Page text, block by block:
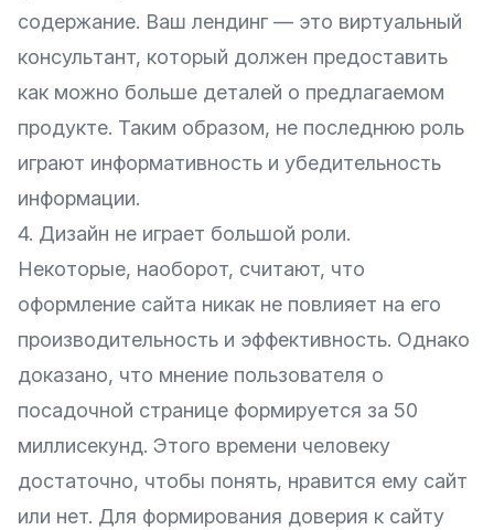
содержание. Ваш лендинг — это виртуальный
консультант, который должен предоставить
как можно больше деталей о предлагаемом
продукте. Таким образом, не последнюю роль
играют информативность и убедительность
информации.
4. Дизайн не играет большой роли.
Некоторые, наоборот, считают, что
оформление сайта никак не повлияет на его
производительность и эффективность. Однако
доказано, что мнение пользователя о
посадочной странице формируется за 50
миллисекунд. Этого времени человеку
достаточно, чтобы понять, нравится ему сайт
или нет. Для формирования доверия к сайту